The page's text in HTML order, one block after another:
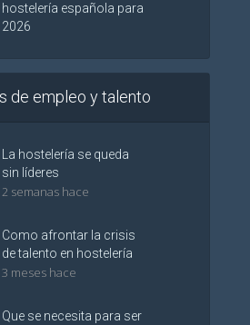
hostelería española para
2026
de empleo y talento
La hostelería se queda
sin líderes
2 semanas hace
Como afrontar la crisis
de talento en hostelería
3 meses hace
Que se necesita para ser